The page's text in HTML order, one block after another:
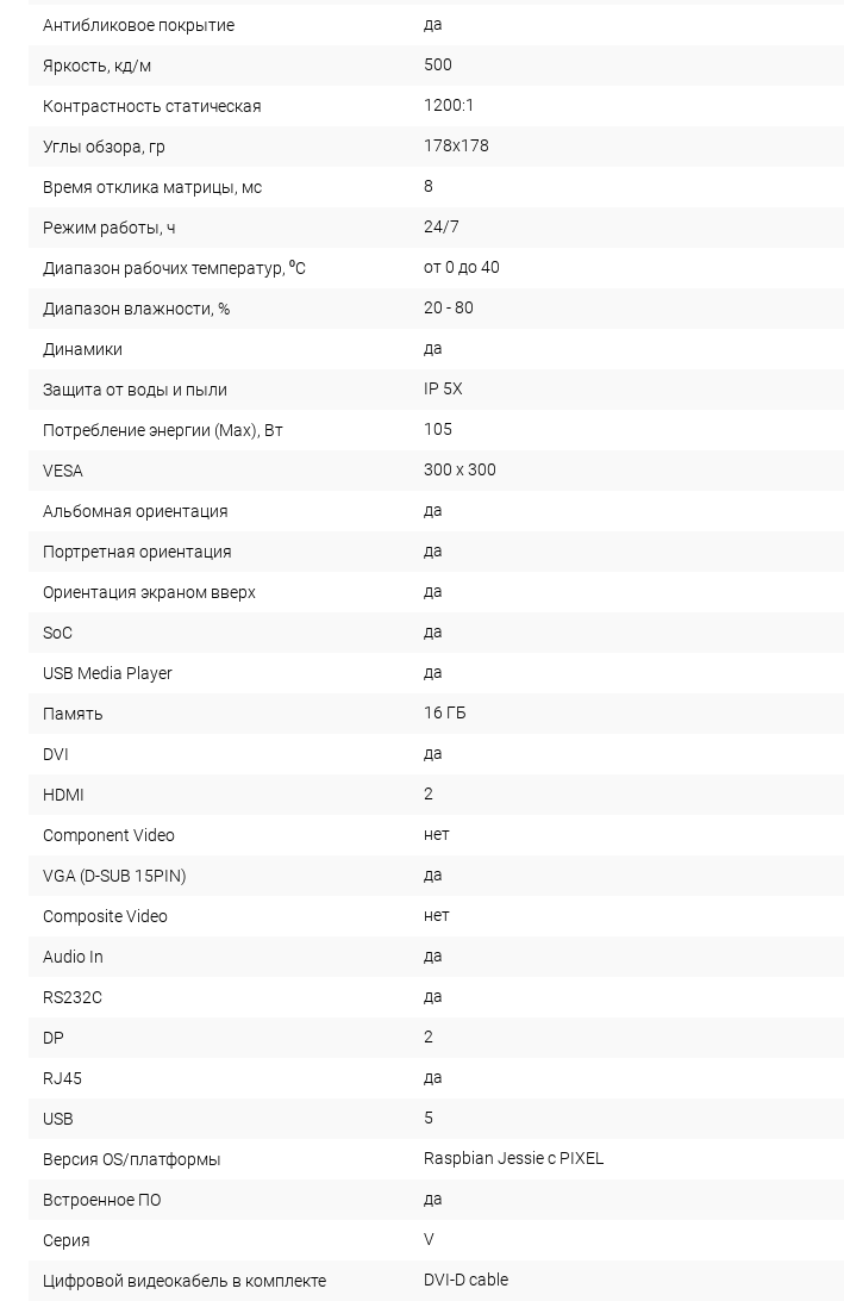
Антибликовое покрытие да
Яркость, кд/м 500
Контрастность статическая 1200:1
Углы обзора, гр 178x178
Время отклика матрицы, мс 8
Режим работы, ч 24/7
Диапазон рабочих температур, ⁰С от 0 до 40
Диапазон влажности, % 20 - 80
Динамики да
Защита от воды и пыли IP 5X
Потребление энергии (Max), Вт 105
VESA 300 x 300
Альбомная ориентация да
Портретная ориентация да
Ориентация экраном вверх да
SoC да
USB Media Player да
Память 16 ГБ
DVI да
HDMI 2
Component Video нет
VGA (D-SUB 15PIN) да
Composite Video нет
Audio In да
RS232С да
DP 2
RJ45 да
USB 5
Версия OS/платформы Raspbian Jessie с PIXEL
Встроенное ПО да
Серия V
Цифровой видеокабель в комплекте DVI-D cable